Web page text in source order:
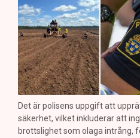
Det är polisens uppgift att
säkerhet, vilket inkluderar att
brottslighet som olaga intrång,